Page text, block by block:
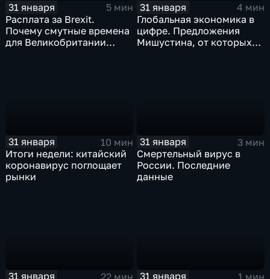
31 января
5 мин
Расплата за Brexit.
Почему смутные времена
для Великобритании
31 января
4 мин
Глобальная экономика в
цифре. Предложения
Мишустина, от которых
31 января
10 мин
Итоги недели: китайский
коронавирус поглощает
рынки
31 января
3 мин
Смертельный вирус в
России. Последние
данные
31 января 31 января